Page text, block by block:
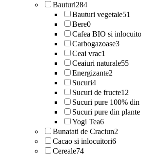
Bauturi284
Bauturi vegetale51
Bere0
Cafea BIO si
Carbogazoase3
Ceai vrac1
Ceaiuri naturale55
Energizante2
Sucuri4
Sucuri de fructe12
Sucuri pure 100%
Sucuri pure din
Yogi Tea6
Bunatati de Craciun2
Cacao si inlocuitori6
Cereale74